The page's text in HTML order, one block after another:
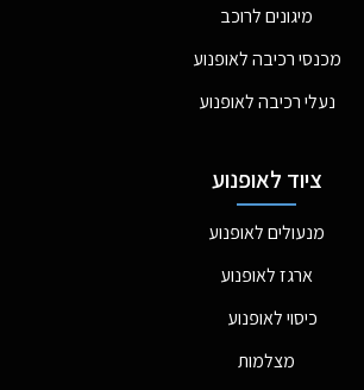
מיגונים לרוכב
מכנסי רכיבה לאופנוע
נעלי רכיבה לאופנוע
ציוד לאופנוע
מנעולים לאופנוע
ארגז לאופנוע
כיסוי לאופנוע
מצלמות